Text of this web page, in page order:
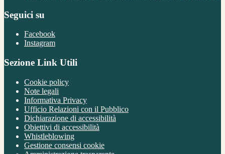
Seguici su
Facebook
Instagram
Sezione Link Utili
Cookie policy
Note legali
Informativa Privacy
Ufficio Relazioni con il Pubblico
Dichiarazione di accessibilità
Obiettivi di accessibilità
Whistleblowing
Gestione consensi cookie